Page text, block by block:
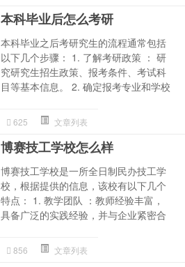
本科毕业后怎么考研
本科毕业之后考研究生的流程通常包括
以下几个步骤： 1. 了解考研政策 ： 研
究研究生招生政策、报考条件、考试科
目等基本信息。 2. 确定报考专业和学校
625 文章列表
博赛技工学校怎么样
博赛技工学校是一所全日制民办技工学
校，根据提供的信息，该校有以下几个
特点： 1. 教学团队 ：教师经验丰富，
具备广泛的实践经验，并与企业紧密合
856 文章列表